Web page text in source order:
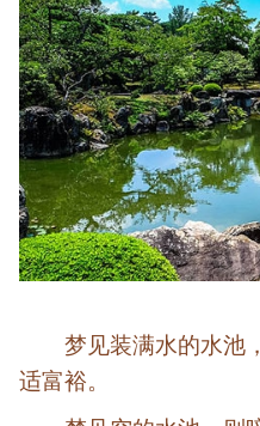
梦见装满水的水池
适富裕。